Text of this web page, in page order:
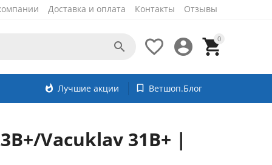
Доставка и оплата Контакты Отзывы
0




whatshot Лучшие акции bookmark_border Ветшоп.Блог
Vacuklav 31B+ |